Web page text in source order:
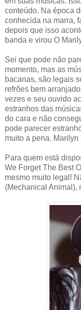
conteúdo. Na época
conhecida na marra,
depois que isso
banda e virou O
Sei que pode não
momento, mas as
bacanas, são legais
refrões bem
vezes e seu ouvido
estranhos das
do cara e não
pode parecer
muito a pena. Marilyn
Para quem está
We Forget The Best
mesmo muito legal!
(Mechanical Animal),